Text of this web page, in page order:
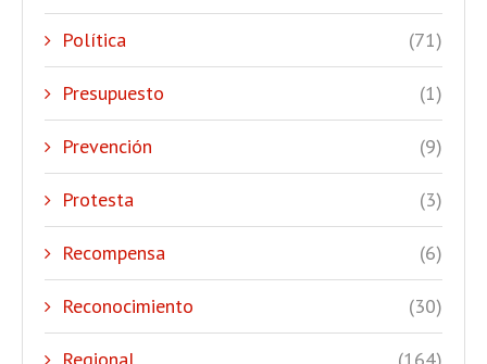
Política (71)
Presupuesto (1)
Prevención (9)
Protesta (3)
Recompensa (6)
Reconocimiento (30)